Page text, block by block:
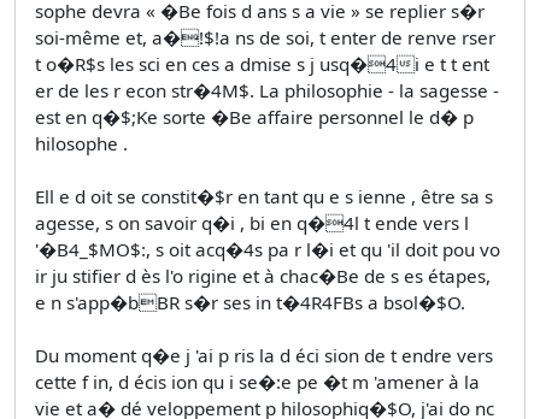
sophe devra « �Be fois d ans s a vie » se replier s�r
soi-même et, a�!$!a ns de soi, t enter de renve rser
t o�R$s les sci en ces a dmise s j usq�4i e t t ent
er de les r econ str�4M$. La philosophie - la sagesse -
est en q�$;Ke sorte �Be affaire personnel le d� p
hilosophe .
Ell e d oit se constit�$r en tant qu e s ienne , être sa s
agesse, s on savoir q�i , bi en q�4l t ende vers l
'�B4_$MO$:, s oit acq�4s pa r l�i et qu 'il doit pou vo
ir ju stifier d ès l'o rigine et à chac�Be de s es étapes,
e n s'app�bBR s�r ses in t�4R4FBs a bsol�$O.
Du moment q�e j 'ai p ris la d éci sion de t endre vers
cette f in, d écis ion qu i se�:e pe �t m 'amener à la
vie et a� dé veloppement p hilosophiq�$O, j'ai do nc